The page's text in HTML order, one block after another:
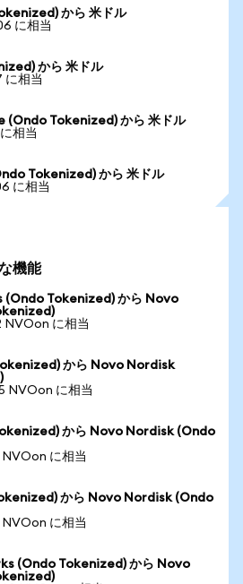
から 米ドル
に相当
から 米ドル
に相当
(Ondo Tokenized) から 米ドル
相当
Tokenized) から 米ドル
に相当
機能
(Ondo Tokenized) から Novo
NVOon に相当
から Novo Nordisk
NVOon に相当
から Novo Nordisk (Ondo
NVOon に相当
から Novo Nordisk (Ondo
NVOon に相当
(Ondo Tokenized) から Novo